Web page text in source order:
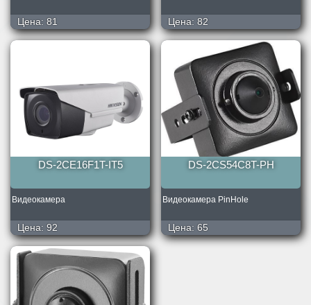
Цена: 81 Цена: 82
DS-2CE16F1T-IT5
Видеокамера
Цена: 92
DS-2CS54C8T-PH
Видеокамера PinHole
Цена: 65